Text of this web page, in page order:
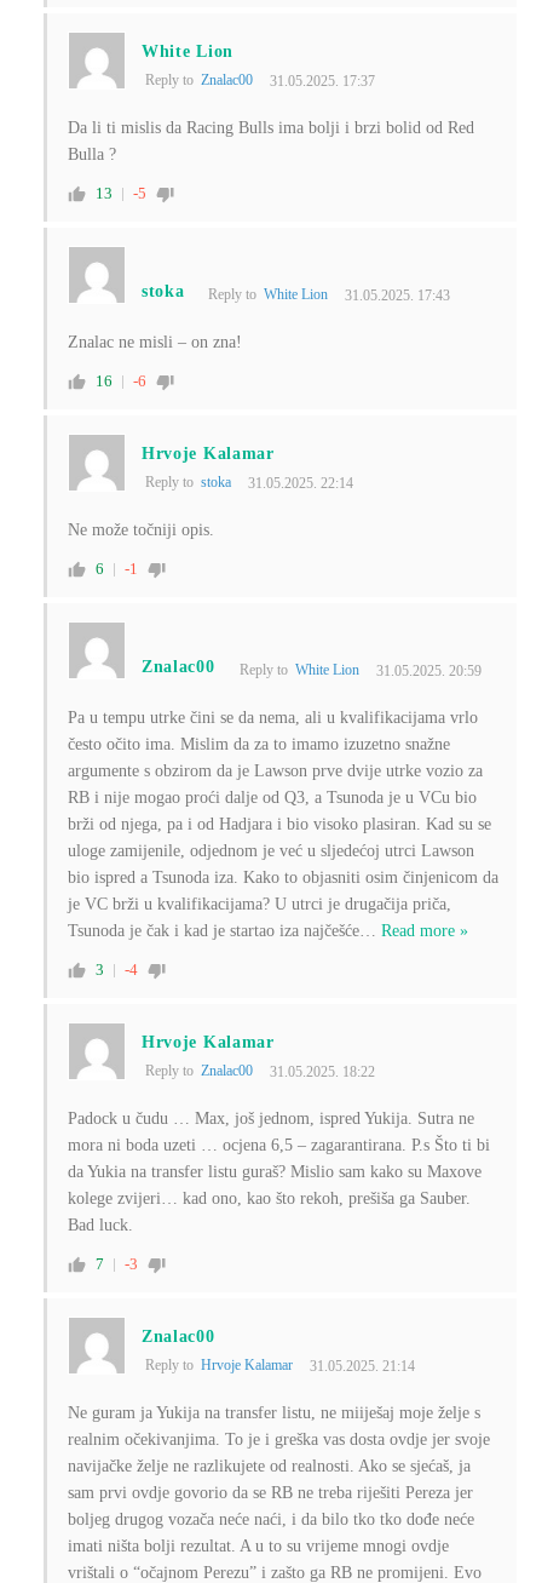
White Lion
Reply to Znalac00 31.05.2025. 17:37
Da li ti mislis da Racing Bulls ima bolji i brzi bolid od Red
Bulla ?
13 -5
stoka Reply toWhite Lion 31.05.2025. 17:43
Znalac ne misli – on zna!
16 -6
Hrvoje Kalamar
Reply to stoka 31.05.2025. 22:14
Ne može točniji opis.
6 -1
Znalac00 Reply to White Lion 31.05.2025. 20:59
Pa u tempu utrke čini se da nema, ali u kvalifikacijama vrlo
često očito ima. Mislim da za to imamo izuzetno snažne
argumente s obzirom da je Lawson prve dvije utrke vozio za
RB i nije mogao proći dalje od Q3, a Tsunoda je u VCu bio
brži od njega, pa i od Hadjara i bio visoko plasiran. Kad su se
uloge zamijenile, odjednom je već u sljedećoj utrci Lawson
bio ispred a Tsunoda iza. Kako to objasniti osim činjenicom da
je VC brži u kvalifikacijama? U utrci je drugačija priča,
Tsunoda je čak i kad je startao iza najčešće… Read more »
3 -4
Hrvoje Kalamar
Reply to Znalac00 31.05.2025. 18:22
Padock u čudu … Max, još jednom, ispred Yukija. Sutra ne
mora ni boda uzeti … ocjena 6,5 – zagarantirana. P.s Što ti bi
da Yukia na transfer listu guraš? Mislio sam kako su Maxove
kolege zvijeri… kad ono, kao što rekoh, prešiša ga Sauber.
Bad luck.
7 -3
Znalac00
Reply to Hrvoje Kalamar 31.05.2025. 21:14
Ne guram ja Yukija na transfer listu, ne miiješaj moje želje s
realnim očekivanjima. To je i greška vas dosta ovdje jer svoje
navijačke želje ne razlikujete od realnosti. Ako se sjećaš, ja
sam prvi ovdje govorio da se RB ne treba riješiti Pereza jer
boljeg drugog vozača neće naći, i da bilo tko tko dođe neće
imati ništa bolji rezultat. A u to su vrijeme mnogi ovdje
vrištali o “očajnom Perezu” i zašto ga RB ne promijeni. Evo